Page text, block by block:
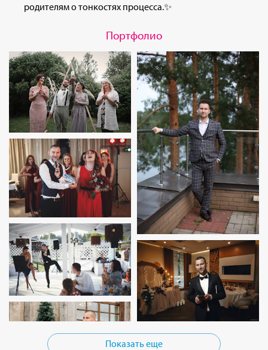
родителям о тонкостях процесса.✨
Портфолио
Показать еще